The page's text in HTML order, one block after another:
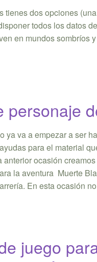
tienes dos opciones
todos los datos
en mundos sombríos
personaje
ya va a empezar a ser
para el material
anterior ocasión
la aventura Muerte
En esta ocasión
juego